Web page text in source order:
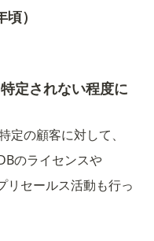
）
定されない程度に
定の顧客に対して、
のライセンスや
リセールス活動も行っ